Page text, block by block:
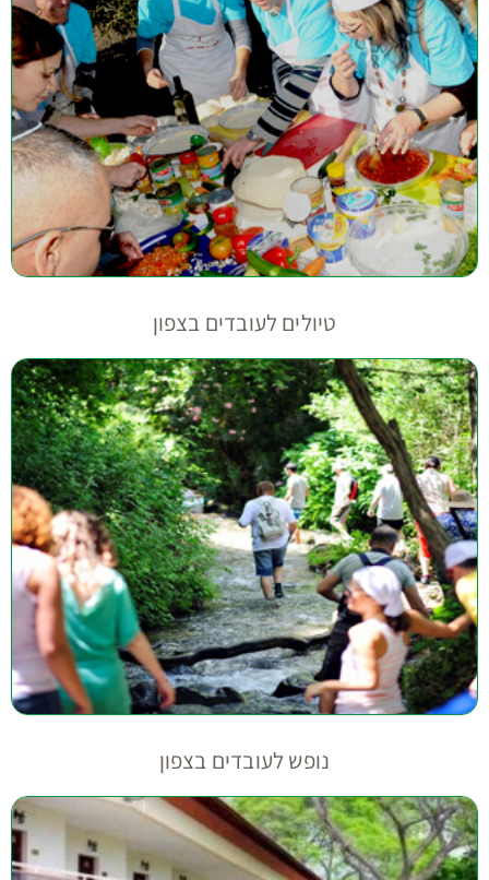
טיולים לעובדים בצפון
נופש לעובדים בצפון